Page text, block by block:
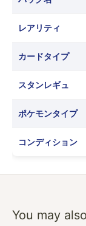
レアリティ
カードタイプ
スタンレギュ
ポケモンタイプ
コンディション
You may